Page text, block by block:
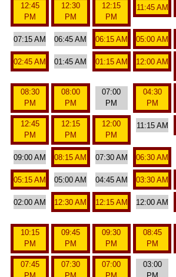
12:45
PM
12:30
PM
12:15
PM
11:45 AM
07:15 AM 06:45 AM 06:15 AM 05:00 AM
02:45 AM 01:45 AM 01:15 AM 12:00 AM
08:30
PM
08:00
PM
07:00
PM
04:30
PM
12:45
PM
12:15
PM
12:00
PM
11:15 AM
09:00 AM 08:15 AM 07:30 AM 06:30 AM
05:15 AM 05:00 AM 04:45 AM 03:30 AM
02:00 AM 12:30 AM 12:15 AM 12:00 AM
10:15
PM
09:45
PM
09:30
PM
08:45
PM
07:45
07:30
07:00
03:00